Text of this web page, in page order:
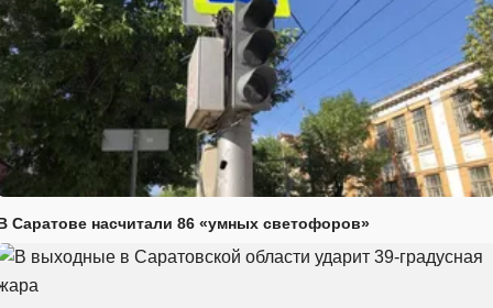
Саратове насчитали 86 «умных светофоров»